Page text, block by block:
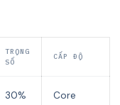
TRỌNG
SỐ
CẤP ĐỘ
30% Core